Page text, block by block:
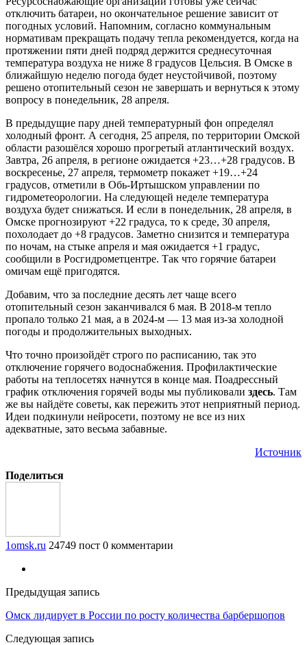
отключить батареи, но окончательное решение зависит от
погодных условий. Напомним, согласно коммунальным
нормативам прекращать подачу тепла рекомендуется, когда на
протяжении пяти дней подряд держится среднесуточная
температура воздуха не ниже 8 градусов Цельсия. В Омске в
ближайшую неделю погода будет неустойчивой, поэтому
решено отопительный сезон не завершать и вернуться к этому
вопросу в понедельник, 28 апреля.
В предыдущие пару дней температурный фон определял
холодный фронт. А сегодня, 25 апреля, по территории Омской
области разошёлся хорошо прогретый атлантический воздух.
Завтра, 26 апреля, в регионе ожидается +23…+28 градусов. В
воскресенье, 27 апреля, термометр покажет +19…+24
градусов, отметили в Обь-Иртышском управлении по
гидрометеорологии. На следующей неделе температура
воздуха будет снижаться. И если в понедельник, 28 апреля, в
Омске прогнозируют +22 градуса, то к среде, 30 апреля,
похолодает до +8 градусов. Заметно снизится и температура
по ночам, на стыке апреля и мая ожидается +1 градус,
сообщили в Росгидрометцентре. Так что горячие батареи
омичам ещё пригодятся.
Добавим, что за последние десять лет чаще всего
отопительный сезон заканчивался 6 мая. В 2018-м тепло
пропало только 21 мая, а в 2024-м — 13 мая из-за холодной
погоды и продолжительных выходных.
Что точно произойдёт строго по расписанию, так это
отключение горячего водоснабжения. Профилактические
работы на теплосетях начнутся в конце мая. Поадрессный
график отключения горячей воды мы публиковали здесь. Там
же вы найдёте советы, как пережить этот неприятный период.
Идеи подкинули нейросети, поэтому не все из них
адекватные, зато весьма забавные.
Источник
Поделиться
1omsk.ru 24749 пост 0 комментарии
Предыдущая запись
Омск лидирует в России по росту количества барбершопов
Следующая запись